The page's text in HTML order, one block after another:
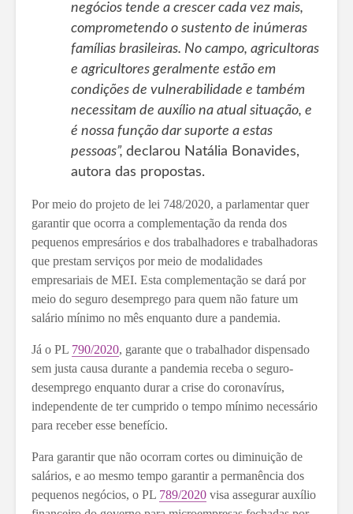
negócios tende a crescer cada vez mais,
comprometendo o sustento de inúmeras
famílias brasileiras. No campo, agricultoras
e agricultores geralmente estão em
condições de vulnerabilidade e também
necessitam de auxílio na atual situação, e
é nossa função dar suporte a estas
pessoas”, declarou Natália Bonavides,
autora das propostas.
Por meio do projeto de lei 748/2020, a parlamentar quer
garantir que ocorra a complementação da renda dos
pequenos empresários e dos trabalhadores e trabalhadoras
que prestam serviços por meio de modalidades
empresariais de MEI. Esta complementação se dará por
meio do seguro desemprego para quem não fature um
salário mínimo no mês enquanto dure a pandemia.
Já o PL 790/2020, garante que o trabalhador dispensado
sem justa causa durante a pandemia receba o seguro-
desemprego enquanto durar a crise do coronavírus,
independente de ter cumprido o tempo mínimo necessário
para receber esse benefício.
Para garantir que não ocorram cortes ou diminuição de
salários, e ao mesmo tempo garantir a permanência dos
pequenos negócios, o PL 789/2020 visa assegurar auxílio